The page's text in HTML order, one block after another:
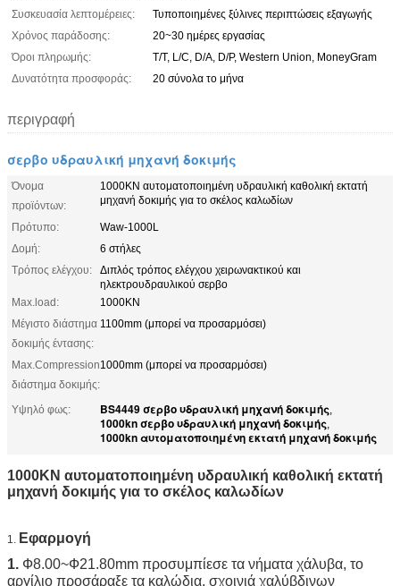
Συσκευασία λεπτομέρειες:
Τυποποιημένες ξύλινες περιπτώσεις εξαγωγής
Χρόνος παράδοσης:
20~30 ημέρες εργασίας
Όροι πληρωμής:
T/T, L/C, D/A, D/P, Western Union, MoneyGram
Δυνατότητα προσφοράς:
20 σύνολα το μήνα
περιγραφή
σερβο υδραυλική μηχανή δοκιμής
Όνομα
προϊόντων:
1000KN αυτοματοποιημένη υδραυλική καθολική εκτατή
μηχανή δοκιμής για το σκέλος καλωδίων
Πρότυπο:
Waw-1000L
Δομή:
6 στήλες
Τρόπος ελέγχου:
Διπλός τρόπος ελέγχου χειρωνακτικού και
ηλεκτρουδραυλικού σερβο
Max.load:
1000KN
Μέγιστο διάστημα
δοκιμής έντασης:
1100mm (μπορεί να προσαρμόσει)
Max.Compression
διάστημα δοκιμής:
1000mm (μπορεί να προσαρμόσει)
Υψηλό φως: BS4449 σερβο υδραυλική μηχανή δοκιμής,
1000kn σερβο υδραυλική μηχανή δοκιμής,
1000kn αυτοματοποιημένη εκτατή μηχανή δοκιμής
1000KN αυτοματοποιημένη υδραυλική καθολική εκτατή
μηχανή δοκιμής για το σκέλος καλωδίων
1. Εφαρμογή
1. Ф8.00~Ф21.80mm προσυμπίεσε τα νήματα χάλυβα, το
αργίλιο προσάραξε τα καλώδια, σχοινιά χαλύβδινων